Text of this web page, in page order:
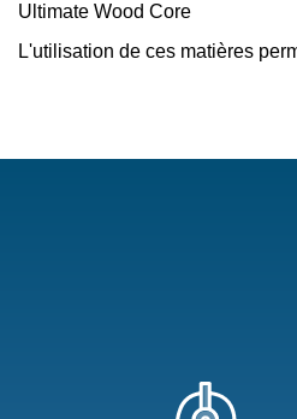
Ultimate Wood Core
L'utilisation de ces matières